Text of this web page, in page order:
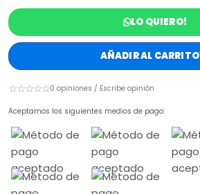
LO QUIERO!
AÑADIR AL CARRITO
☆☆☆☆☆0 opiniones / Escribe opinión
Aceptamos los siguientes medios de pago: